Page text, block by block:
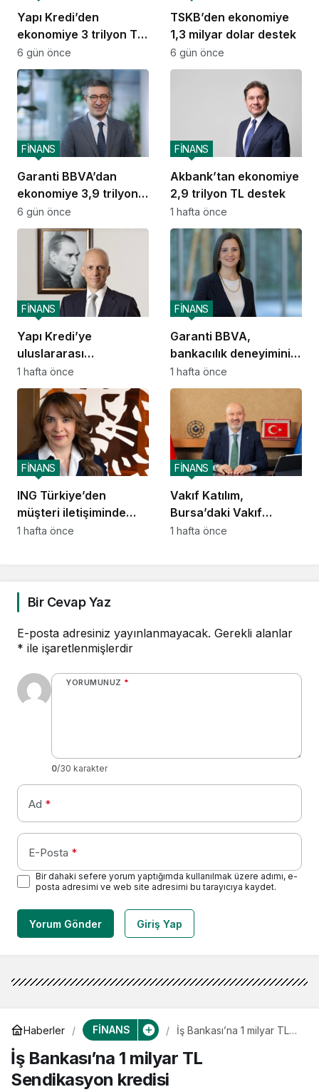
Yapı Kredi’den
ekonomiye 3 trilyon TL
destek
6 gün önce
TSKB’den ekonomiye
1,3 milyar dolar destek
6 gün önce
Garanti BBVA’dan
ekonomiye 3,9 trilyon
TL destek
FİNANS
6 gün önce
Akbank’tan ekonomiye
2,9 trilyon TL destek
FİNANS
1 hafta önce
Yapı Kredi’ye
uluslararası
piyasalardan 414
milyon dolarlık yeni
kaynak
FİNANS
1 hafta önce
Garanti BBVA,
bankacılık deneyimini
ChatGPT’ye taşıdı
FİNANS
1 hafta önce
ING Türkiye’den
müşteri iletişiminde
yapay zekâ dönüşümü
FİNANS
1 hafta önce
Vakıf Katılım,
Bursa’daki Vakıf
Mirasını geleceğe
FİNANS
1 hafta önce
Bir Cevap Yaz
E-posta adresiniz yayınlanmayacak. Gerekli alanlar
* ile işaretlenmişlerdir
YORUMUNUZ *
0/30 karakter
Ad *
E-Posta *
Bir dahaki sefere yorum yaptığımda kullanılmak üzere adımı, e-
posta adresimi ve web site adresimi bu tarayıcıya kaydet.
Yorum Gönder Giriş Yap
Haberler FİNANS
İş Bankası’na 1 milyar TL
İş Bankası’na 1 milyar TL
Sendikasyon kredisi